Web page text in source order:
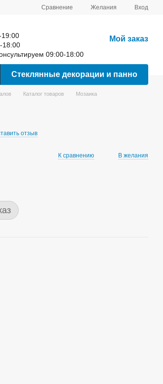
Сравнение Желания Вход
18:00
09:00-18:00
Мой заказ
Стеклянные декорации и панно
Каталог товаров
Мозаика
отзыв
К сравнению В желания